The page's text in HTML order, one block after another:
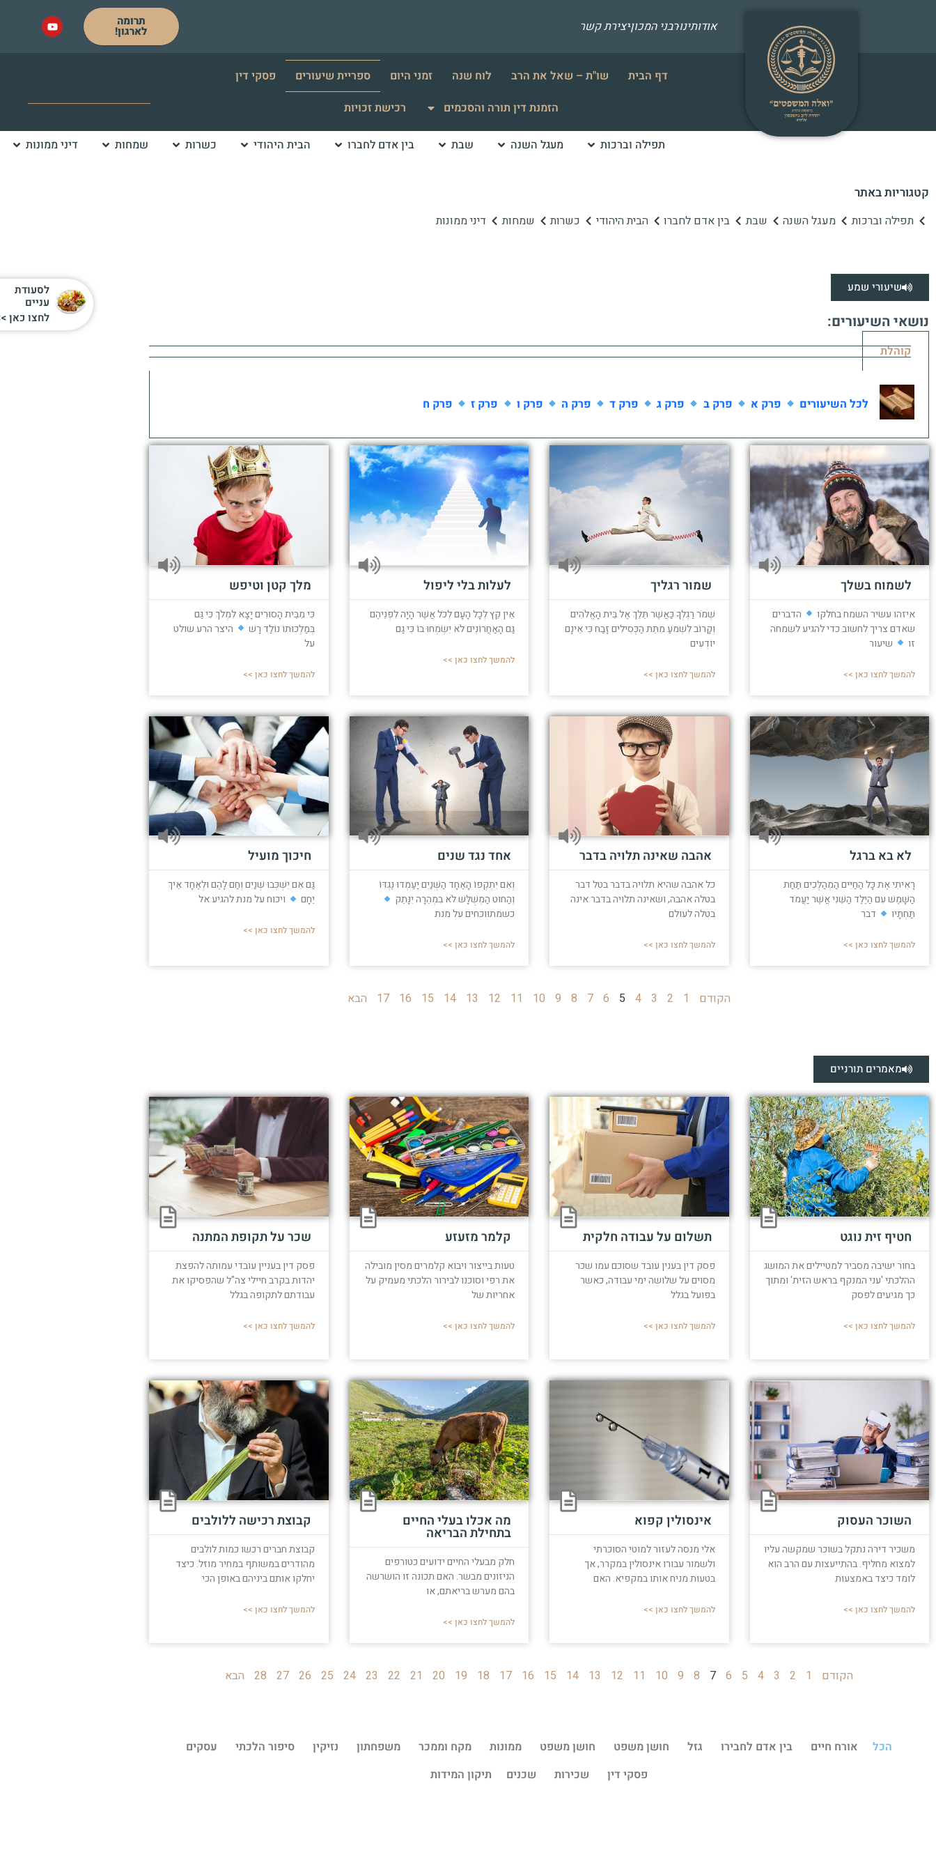
אודותינורבני המכוןיצירת קשר תרומה
לארגון!
דף הבית שו"ת – שאל את הרב לוח שנה זמני היום ספריית שיעורים
פסקי דין
הזמנת דין תורה והסכמים
רכישת זכויות
תפילה וברכות מעגל השנה שבת בין אדם לחברו הבית היהודי כשרות שמחות דיני ממונות
קטגוריות באתר
תפילה וברכות מעגל השנה שבת בין אדם לחברו הבית היהודי כשרות שמחות דיני ממונות
שיעורי שמע
נושאי השיעורים:
קוהלת
לכל השיעורים פרק א פרק ב פרק ג פרק ד פרק ה פרק ו פרק ז פרק ח
לשמוח בשלך
איזהו עשיר השמח בחלקו
הדברים
שאדם צריך לחשוב כדי להגיע לשמחה
זו
שיעור
להמשך לחצו כאן >>
שמור רגליך
שְׁמֹר רַגְלְךָ כַּאֲשֶׁר תֵּלֵךְ אֶל בֵּית הָאֱלֹהִים
וְקָרוֹב לִשְׁמֹעַ מִתֵּת הַכְּסִילִים זָבַח כִּי אֵינָם
יוֹדְעִים
להמשך לחצו כאן >>
לעלות בלי ליפול
אֵין קֵץ לְכָל הָעָם לְכֹל אֲשֶׁר הָיָה לִפְנֵיהֶם
גַּם הָאַחֲרוֹנִים לֹא יִשְׂמְחוּ בוֹ כִּי גַם
להמשך לחצו כאן >>
מלך קטן וטיפש
כִּי מִבֵּית הָסוּרִים יָצָא לִמְלֹךְ כִּי גַּם
בְּמַלְכוּתוֹ נוֹלַד רָשׁ
היצר הרע שולט
על
להמשך לחצו כאן >>
לא בא ברגל
רָאִיתִי אֶת כָּל הַחַיִּים הַמְהַלְּכִים תַּחַת
הַשָּׁמֶשׁ עִם הַיֶּלֶד הַשֵּׁנִי אֲשֶׁר יַעֲמֹד
תַּחְתָּיו
דבר
להמשך לחצו כאן >>
אהבה שאינה תלויה בדבר
כל אהבה שהיא תלויה בדבר בטל דבר
בטלה אהבה, ושאינה תלויה בדבר אינה
בטלה לעולם
להמשך לחצו כאן >>
אחד נגד שנים
וְאִם יִתְקְפוֹ הָאֶחָד הַשְּׁנַיִם יַעַמְדוּ נֶגְדּוֹ
וְהַחוּט הַמְשֻׁלָּשׁ לֹא בִמְהֵרָה יִנָּתֵק
כשמתווכחים על מנת
להמשך לחצו כאן >>
חיכוך מועיל
גַּם אִם יִשְׁכְּבוּ שְׁנַיִם וְחַם לָהֶם וּלְאֶחָד אֵיךְ
יֵחָם
ויכוח על מנת להגיע אל
להמשך לחצו כאן >>
הקודם 1
2
3
4
5
6
7
8
9
10
11
12
13
14
15
16
17 הבא
מאמרים תורניים
חטיף זית נוגט
בחור ישיבה מסביר למטיילים את המושג
ההלכתי 'עני המנקף בראש הזית' ומתוך
כך מגיעים לפסק
להמשך לחצו כאן >>
תשלום על עבודה חלקית
פסק דין בענין עובד שסוכם עמו שכר
מסוים על שלושה ימי עבודה, כאשר
בפועל בגלל
להמשך לחצו כאן >>
קלמר מזעזע
טעות בייצור ויבוא קלמרים מסין מובילה
את רפי וסוכנו לבירור הלכתי מעמיק על
אחריות של
להמשך לחצו כאן >>
שכר על תקופת המתנה
פסק דין בעניין עובדי עמותה להפצת
יהדות בקרב חיילי צה"ל שהפסיקו את
עבודתם לתקופה בגלל
להמשך לחצו כאן >>
השוכר העסוק
משכיר דירה נתקל בשוכר שמקשה עליו
למצוא מחליף. בהתייעצות עם הרב הוא
לומד כיצד באמצעות
להמשך לחצו כאן >>
אינסולין קפוא
אלי מנסה לעזור למוטי הסוכרתי
ולשמור עבורו אינסולין במקרר, אך
בטעות מניח אותו במקפיא. האם
להמשך לחצו כאן >>
מה אכלו בעלי החיים
בתחילת הבריאה
חלק מבעלי החיים ידועים כטורפים
הניזונים מבשר. האם תכונה זו הושרשה
בהם מערש בריאתם, או
להמשך לחצו כאן >>
קבוצת רכישה ללולבים
קבוצת חברים רכשו כמות לולבים
מהודרים במשותף במחיר מוזל. כיצד
יחלקו אותם ביניהם באופן הכי
להמשך לחצו כאן >>
הקודם 1
2
3
4
5
6
7
8
9
10
11
12
13
14
15
16
17
18
19
20
21
22
23
24
25
26
27
28 הבא
הכל אורח חיים בין אדם לחבירו גזל חושן משפט חושן משפט ממונות מקח וממכר משפחתון נזיקין סיפור הלכתי
עסקים
פסקי דין
שכירות שכנים תיקון המידות
לסעודת
עניים
לחצו כאן